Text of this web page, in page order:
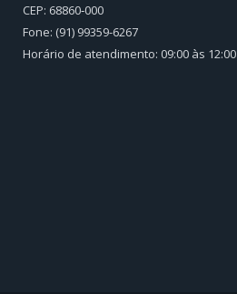
CEP: 68860‑000
Fone: (91) 99359-6267
Horário de atendimento: 09:00 às 12:00